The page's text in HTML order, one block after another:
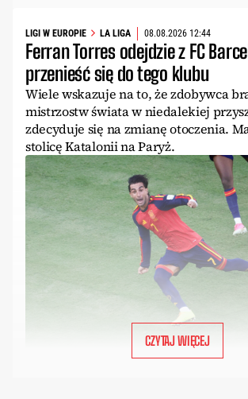
LIGI W EUROPIE LA LIGA 08.08.2026 12:44
Ferran Torres odejdzie z FC
przenieść się do tego klubu
Wiele wskazuje na to, że zdobywca
mistrzostw świata w niedalekiej
zdecyduje się na zmianę otoczenia.
stolicę Katalonii na Paryż.
CZYTAJ WIĘCEJ